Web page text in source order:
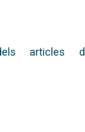
articles